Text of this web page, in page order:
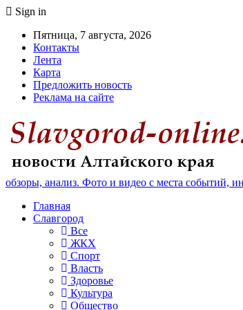
Sign in
Пятница, 7 августа, 2026
Контакты
Лента
Карта
Предложить новость
Реклама на сайте
обзоры, анализ. Фото и видео с места событий,
Главная
Славгород
Все
ЖКХ
Спорт
Власть
Здоровье
Культура
Общество